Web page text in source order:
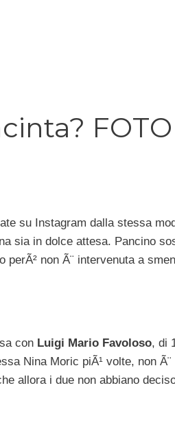
FOTO
su Instagram dalla stessa
sia in dolce attesa. Pancino
non Ã¨ intervenuta a
con Luigi Mario Favoloso, di
Nina Moric piÃ¹ volte, non
allora i due non abbiano